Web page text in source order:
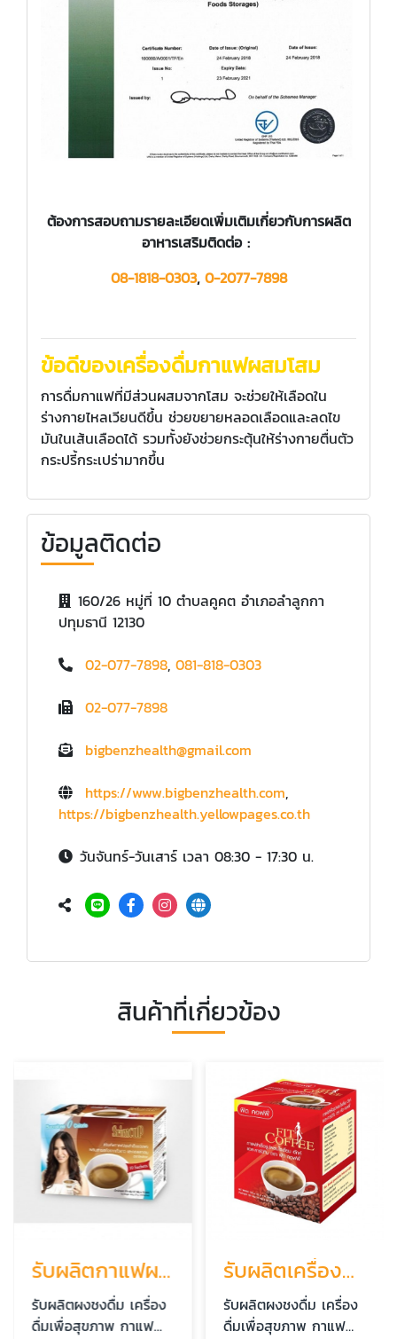
ต้องการสอบถามรายละเอียดเพิ่มเติมเกี่ยวกับการผลิต
อาหารเสริมติดต่อ :
08-1818-0303, 0-2077-7898
ข้อดีของเครื่องดื่มกาแฟผสมโสม
การดื่มกาแฟที่มีส่วนผสมจากโสม จะช่วยให้เลือดใน
ร่างกายไหลเวียนดีขึ้น ช่วยขยายหลอดเลือดและลดไข
มันในเส้นเลือดได้ รวมทั้งยังช่วยกระตุ้นให้ร่างกายตื่นตัว
กระปรี้กระเปร่ามากขึ้น
ข้อมูลติดต่อ
160/26 หมู่ที่ 10 ตำบลคูคต อำเภอลำลูกกา
ปทุมธานี 12130
02-077-7898, 081-818-0303
02-077-7898
bigbenzhealth@gmail.com
https://www.bigbenzhealth.com,
https://bigbenzhealth.yellowpages.co.th
วันจันทร์-วันเสาร์ เวลา 08:30 - 17:30 น.
สินค้าที่เกี่ยวข้อง
รับผลิตกาแฟผสมคอลลาเจน
รับผลิตผงชงดื่ม เครื่อง
ดื่มเพื่อสุขภาพ กาแฟ
รับผลิตเครื่องดื่มสุขภาพ
รับผลิตผงชงดื่ม เครื่อง
ดื่มเพื่อสุขภาพ กาแฟ